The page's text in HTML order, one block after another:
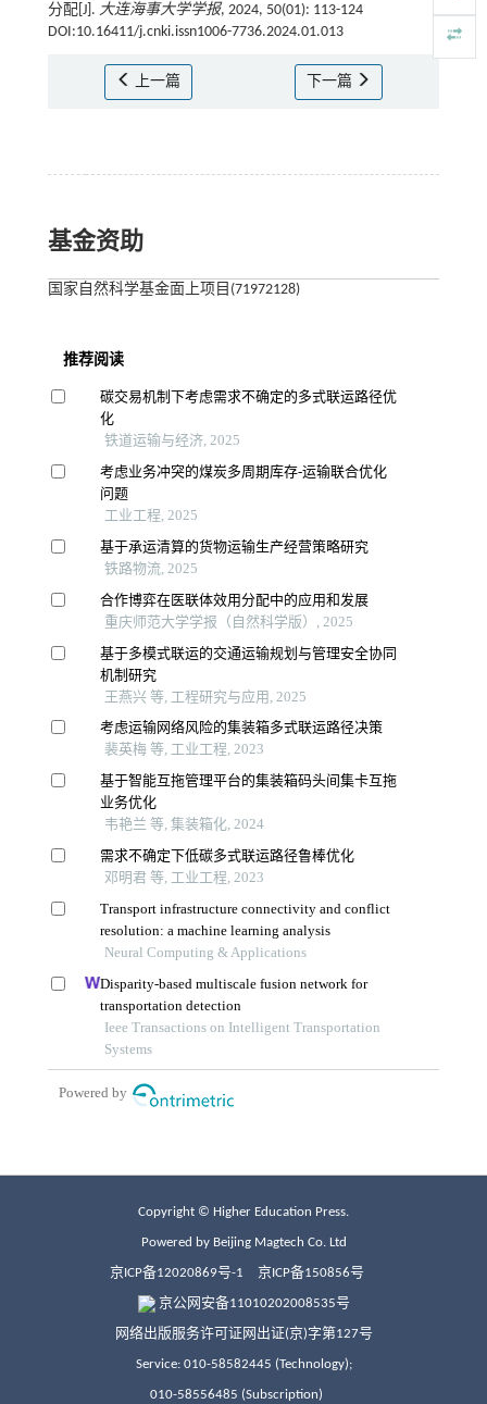
分配[J]. 大连海事大学学报, 2024, 50(01): 113-124
DOI:10.16411/j.cnki.issn1006-7736.2024.01.013
上一篇 下一篇
基金资助
国家自然科学基金面上项目(71972128)
Copyright © Higher Education Press.
Powered by Beijing Magtech Co. Ltd
京ICP备12020869号-1 京ICP备150856号
京公网安备11010202008535号
网络出版服务许可证网出证(京)字第127号
Service: 010-58582445 (Technology);
010-58556485 (Subscription)